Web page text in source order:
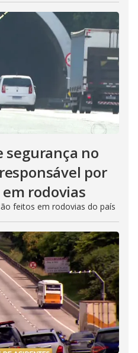
segurança no
por
rodovias
feitos em rodovias do país